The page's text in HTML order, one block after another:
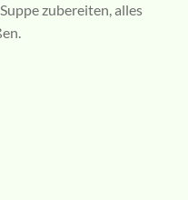
zubereiten, alles